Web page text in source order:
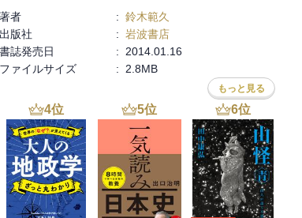
まったが、
訳＋詩篇）のものが出ている。
辞書のような薄く上質な紙なので厚さが半分くらい
なデザインのオシャレ聖書を出しているので、見た
』
れたり』
音を宣べしめ、我を遣はして囚人に赦を得ることと、
を与へしめ、主の喜ばしき年を宣伝へしめ給ふなり』
なし。』
、わが遣されしは之が為なり』
著者 : 鈴木範久
出版社 : 岩波書店
書誌発売日 :
2014.01.16
ファイルサイズ : 2.8MB
もっと見る
4位 5位 6位